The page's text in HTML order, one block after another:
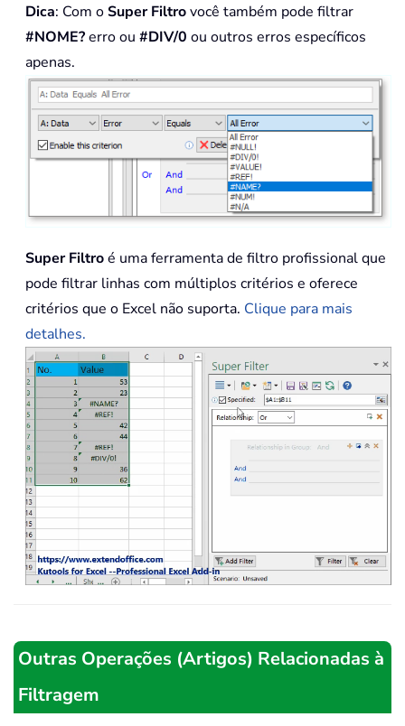
Dica: Com oSuper Filtrovocê também pode filtrar
#NOME?erro ou #DIV/0 ou outros erros específicos
apenas.
Super Filtroé uma ferramenta de filtro profissional que
pode filtrar linhas com múltiplos critérios e oferece
critérios que o Excel não suporta. Clique para mais
detalhes.
Outras Operações (Artigos) Relacionadas à
Filtragem